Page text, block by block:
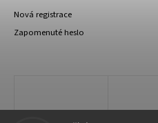
Nová registrace
Zapomenuté heslo